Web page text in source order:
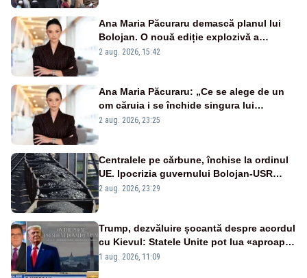
Ana Maria Păcuraru demască planul lui
Bolojan. O nouă ediție explozivă a
emisiunii „Miza Zilei” la Realitatea PLUS
2 aug. 2026, 15:42
Ana Maria Păcuraru: „Ce se alege de un
om căruia i se închide singura lui
portiță?”
2 aug. 2026, 23:25
Centralele pe cărbune, închise la ordinul
UE. Ipocrizia guvernului Bolojan-USR
după starea de alertă
2 aug. 2026, 23:29
Trump, dezvăluire șocantă despre acordul
cu Kievul: Statele Unite pot lua «aproape
tot ce vor» din minele Ucrainei”
1 aug. 2026, 11:09